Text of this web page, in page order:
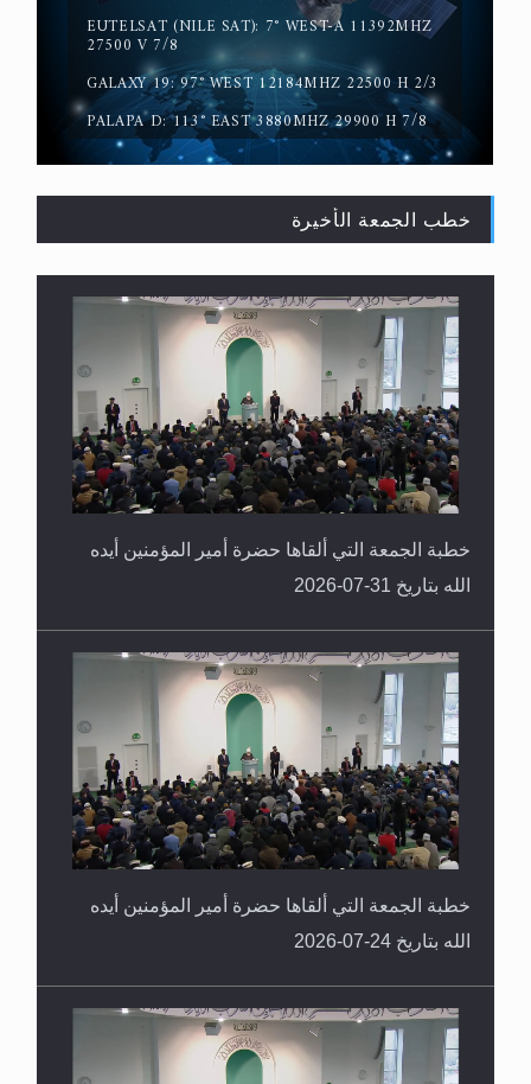
العكس
لا ناسخ ولا منسوخ في القرآن الكريم
GALAXY 19: 97° WEST 12184MHZ 22500 H 2/3
PALAPA D: 113° EAST 3880MHZ 29900 H 7/8
خطب الجمعة الأخيرة
خطبة الجمعة التي ألقاها حضرة أمير المؤمنين أيده
خطبة الجمعة التي ألقاها حضرة أمير المؤمنين أيده